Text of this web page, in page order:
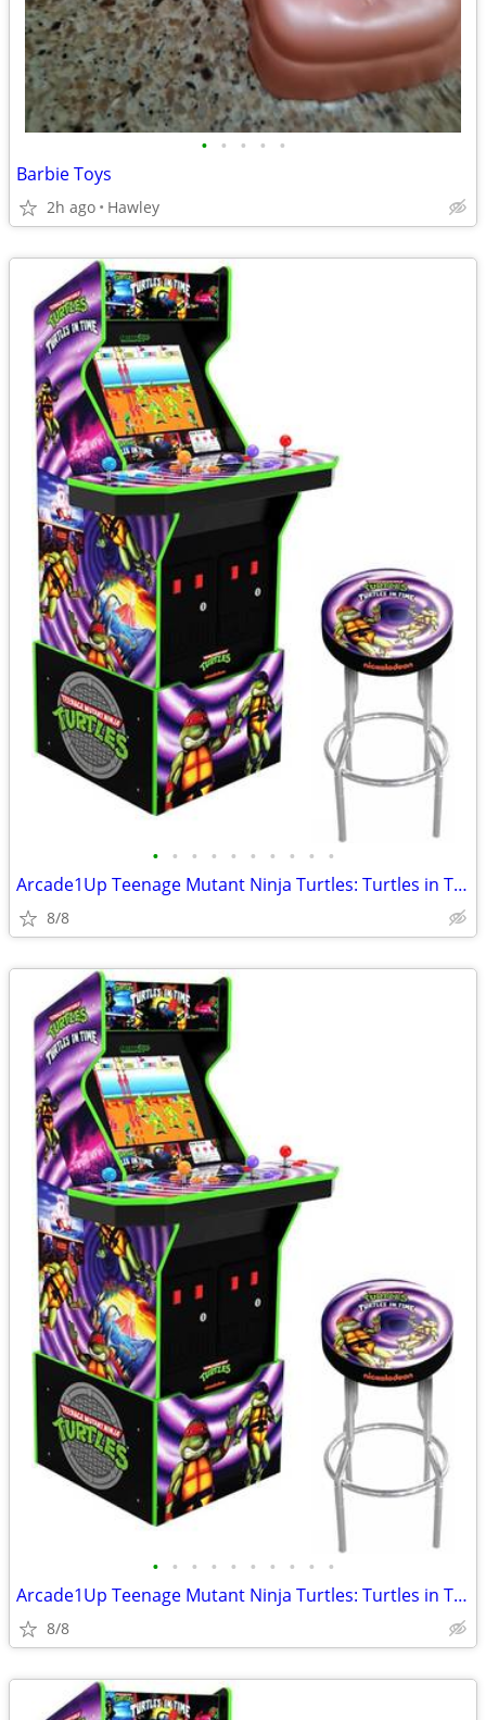
• • • • •
Barbie Toys
2h ago Hawley
• • • • • • • • • •
Arcade1Up Teenage Mutant Ninja Turtles: Turtles in Time Arcade Machine
8/8
• • • • • • • • • •
Arcade1Up Teenage Mutant Ninja Turtles: Turtles in Time Arcade Machine
8/8